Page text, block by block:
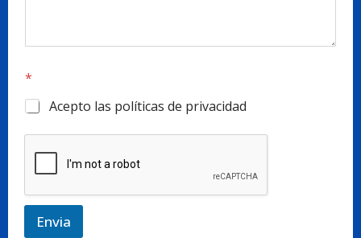
*
Acepto las políticas de privacidad
Envia